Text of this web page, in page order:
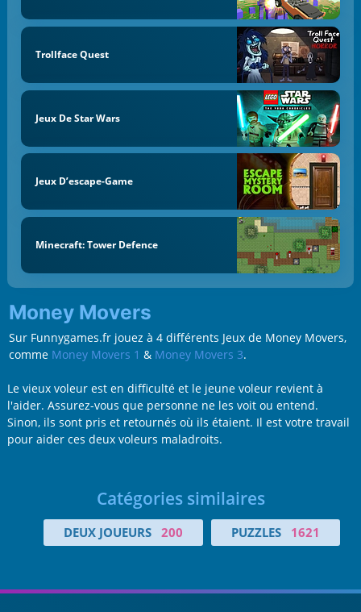
Trollface Quest
Jeux De Star Wars
Jeux D’escape-Game
Minecraft: Tower Defence
Money Movers
Sur Funnygames.fr jouez à 4 différents Jeux de Money Movers,
comme Money Movers 1 & Money Movers 3.
Le vieux voleur est en difficulté et le jeune voleur revient à
l'aider. Assurez-vous que personne ne les voit ou entend.
Sinon, ils sont pris et retournés où ils étaient. Il est votre travail
pour aider ces deux voleurs maladroits.
Catégories similaires
DEUX JOUEURS 200 PUZZLES 1621